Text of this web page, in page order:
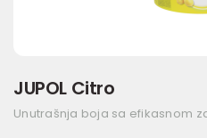
JUPOL Citro
Unutrašnja boja sa efikasnom